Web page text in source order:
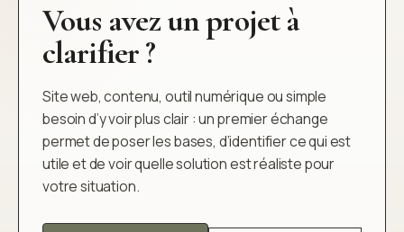
Vous avez un projet à
clarifier ?
Site web, contenu, outil numérique ou simple
besoin d’y voir plus clair : un premier échange
permet de poser les bases, d’identifier ce qui est
utile et de voir quelle solution est réaliste pour
votre situation.